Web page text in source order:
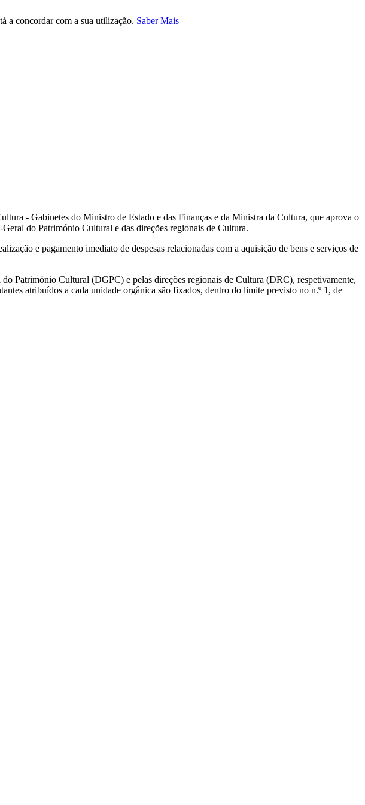
a concordar com a sua utilização. Saber Mais
- Gabinetes do Ministro de Estado e das Finanças e da Ministra da Cultura, que aprova o
do Património Cultural e das direções regionais de Cultura.
e pagamento imediato de despesas relacionadas com a aquisição de bens e serviços de
Património Cultural (DGPC) e pelas direções regionais de Cultura (DRC), respetivamente,
atribuídos a cada unidade orgânica são fixados, dentro do limite previsto no n.º 1, de